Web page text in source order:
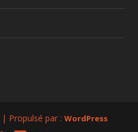
| Propulsé par : WordPress